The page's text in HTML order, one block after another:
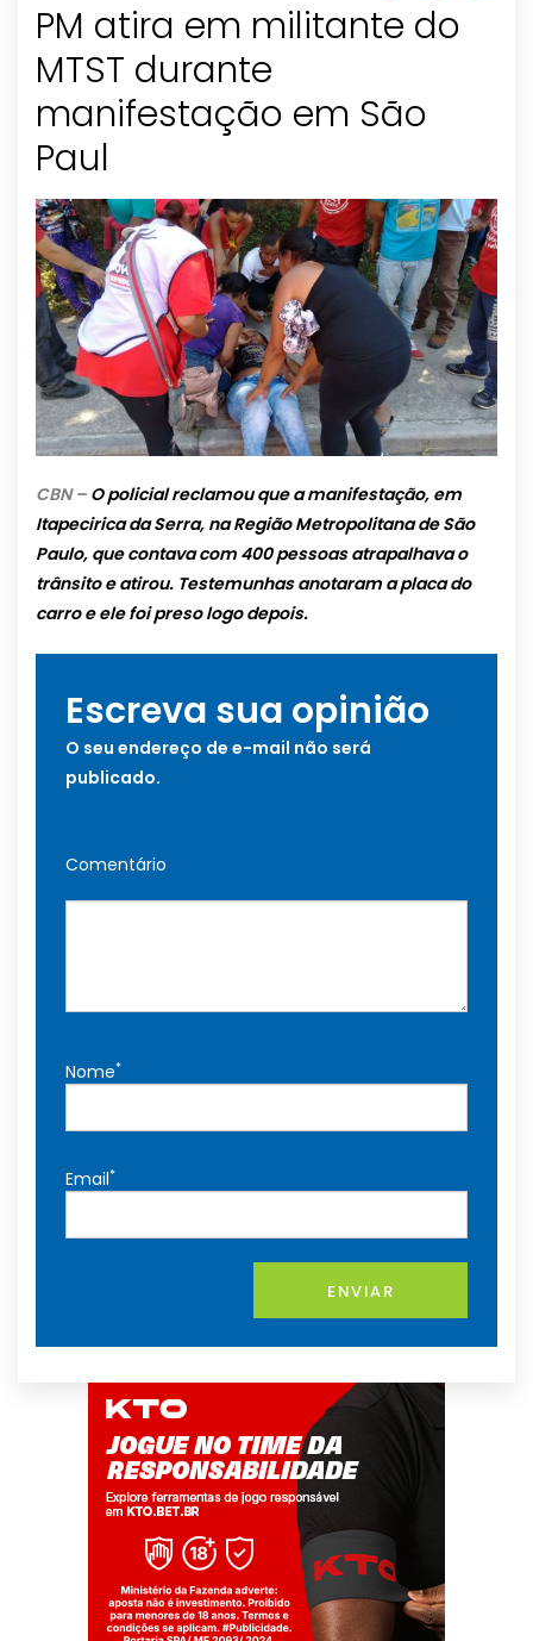
PM atira em militante do
MTST durante
manifestação em São
Paul
CBN – O policial reclamou que a manifestação, em
Itapecirica da Serra, na Região Metropolitana de São
Paulo, que contava com 400 pessoas atrapalhava o
trânsito e atirou. Testemunhas anotaram a placa do
carro e ele foi preso logo depois.
Escreva sua opinião
O seu endereço de e-mail não será
publicado.
Comentário
Nome*
Email*
ENVIAR